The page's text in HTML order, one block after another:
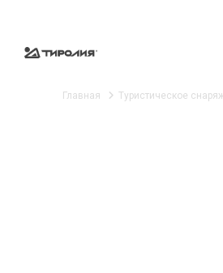
Главная Туристическое